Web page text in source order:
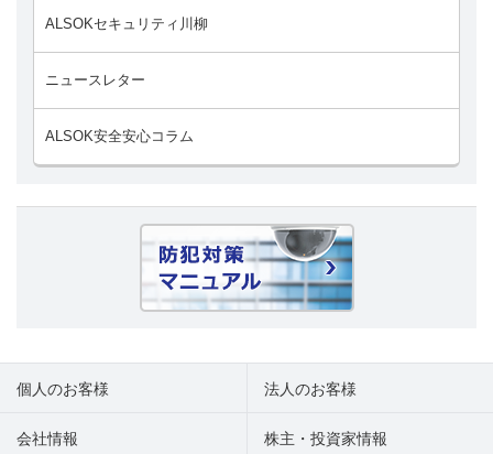
ALSOKセキュリティ川柳
ニュースレター
ALSOK安全安心コラム
個人のお客様 法人のお客様
会社情報 株主・投資家情報